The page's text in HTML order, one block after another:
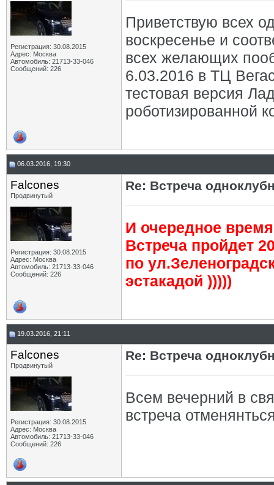
Регистрация: 30.08.2015
Адрес: Москва
Автомобиль: 21713-33-046
Сообщений: 226
Приветствую всех
воскресенье и
всех желающих
6.03.2016 в ТЦ
тестовая версия
роботизированной
06.03.2016, 19:30
Falcones
Продвинутый
Регистрация: 30.08.2015
Адрес: Москва
Автомобиль: 21713-33-046
Сообщений: 226
Re: Встреча
И очередное
Встреча пройдет
по
эстакадой )))))
19.03.2016, 21:11
Falcones
Продвинутый
Регистрация: 30.08.2015
Адрес: Москва
Автомобиль: 21713-33-046
Сообщений: 226
Re: Встреча
Всем вечерний в
встреча